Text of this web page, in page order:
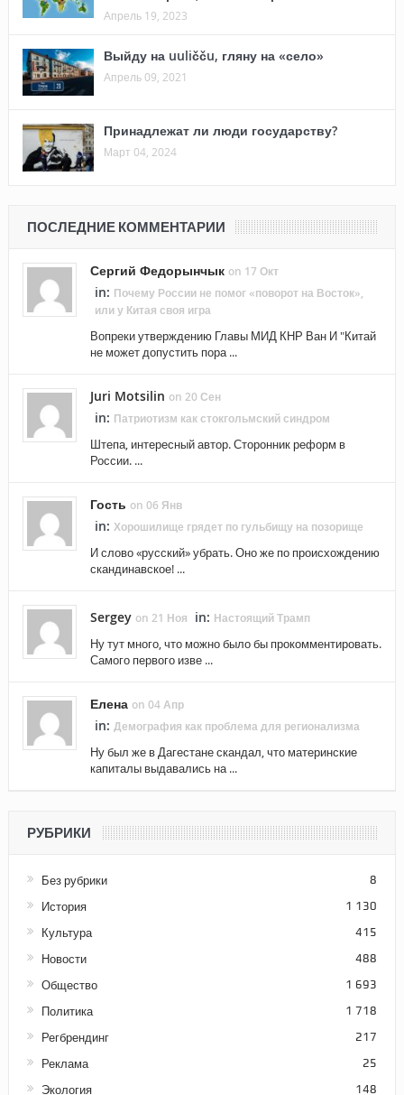
Апрель 19, 2023
Выйду на uuličču, гляну на «село»
Апрель 09, 2021
Принадлежат ли люди государству?
Март 04, 2024
ПОСЛЕДНИЕ КОММЕНТАРИИ
Сергий Федорынчык on 17 Окт
in: Почему России не помог «поворот на Восток»,
или у Китая своя игра
Вопреки утверждению Главы МИД КНР Ван И "Китай
не может допустить пора ...
Juri Motsilin on 20 Сен
in: Патриотизм как стокгольмский синдром
Штепа, интересный автор. Сторонник реформ в
России. ...
Гость on 06 Янв
in: Хорошилище грядет по гульбищу на позорище
И слово «русский» убрать. Оно же по происхождению
скандинавское! ...
Sergey on 21 Ноя in: Настоящий Трамп
Ну тут много, что можно было бы прокомментировать.
Самого первого изве ...
Елена on 04 Апр
in: Демография как проблема для регионализма
Ну был же в Дагестане скандал, что материнские
капиталы выдавались на ...
РУБРИКИ
Без рубрики 8
История 1 130
Культура 415
Новости 488
Общество 1 693
Политика 1 718
Регбрендинг 217
Реклама 25
Экология 148